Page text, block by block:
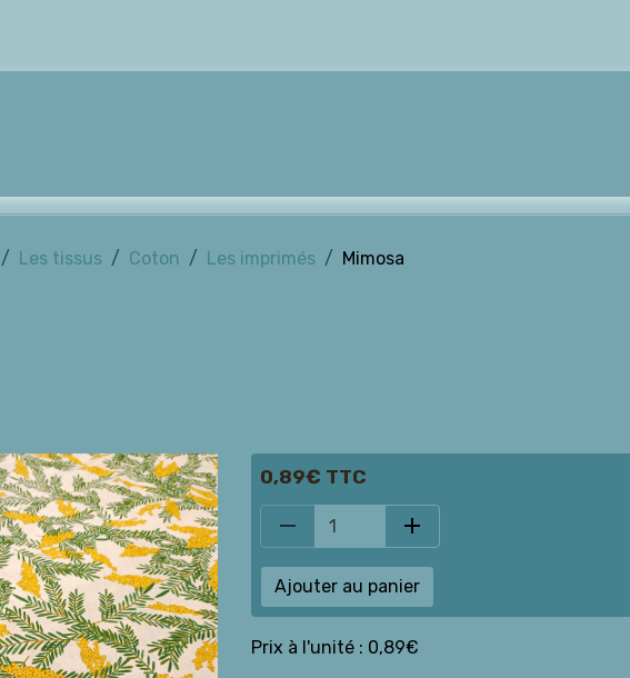
Les tissus Coton Les imprimés Mimosa
0,89€ TTC
Ajouter au panier
Prix à l'unité : 0,89€